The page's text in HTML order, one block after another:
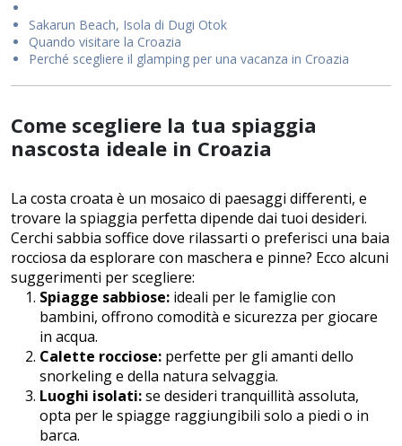
Sakarun Beach, Isola di Dugi Otok
Quando visitare la Croazia
Perché scegliere il glamping per una vacanza in Croazia
Come scegliere la tua spiaggia
nascosta ideale in Croazia
La costa croata è un mosaico di paesaggi differenti, e
trovare la spiaggia perfetta dipende dai tuoi desideri.
Cerchi sabbia soffice dove rilassarti o preferisci una baia
rocciosa da esplorare con maschera e pinne? Ecco alcuni
suggerimenti per scegliere:
Spiagge sabbiose: ideali per le famiglie con
bambini, offrono comodità e sicurezza per giocare
in acqua.
Calette rocciose: perfette per gli amanti dello
snorkeling e della natura selvaggia.
Luoghi isolati:se desideri tranquillità assoluta,
opta per le spiagge raggiungibili solo a piedi o in
barca.